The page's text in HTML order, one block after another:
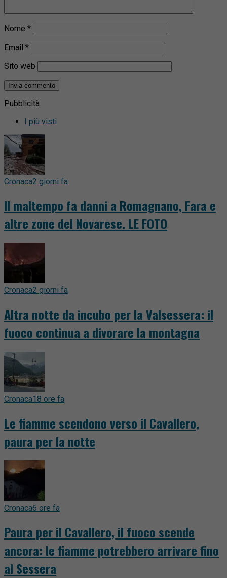
Nome *
Email *
Sito web
Pubblicità
I più visti
Cronaca2 giorni fa
Il maltempo fa danni a Romagnano, Fara e
altre zone del Novarese. LE FOTO
Cronaca2 giorni fa
Altra notte da incubo per la Valsessera: il
fuoco continua a divorare la montagna
Cronaca18 ore fa
Le fiamme scendono verso il Cavallero,
paura per la notte
Cronaca6 ore fa
Paura per il Cavallero, il fuoco scende
ancora: le fiamme potrebbero arrivare fino
al Sessera